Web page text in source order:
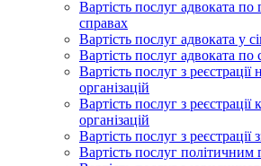
Вартість послуг адвоката по
справах
Вартість послуг адвоката у
Вартість послуг адвоката
Вартість послуг з
організацій
Вартість послуг з реєстрації
організацій
Вартість послуг з реєстрації
Вартість послуг політичним